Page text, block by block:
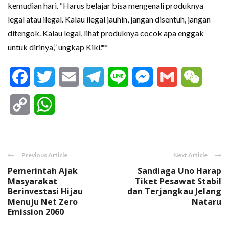
kemudian hari. “Harus belajar bisa mengenali produknya
legal atau ilegal. Kalau ilegal jauhin, jangan disentuh, jangan
ditengok. Kalau legal, lihat produknya cocok apa enggak
untuk dirinya,” ungkap Kiki.**
FacebookTwitter Email Telegram
Line Messenger
Gmail
Copy
Previous Article
Pemerintah Ajak
Masyarakat
Berinvestasi Hijau
Menuju Net Zero
Emission 2060
Next Article
Sandiaga Uno Harap
Tiket Pesawat Stabil
dan Terjangkau Jelang
Nataru